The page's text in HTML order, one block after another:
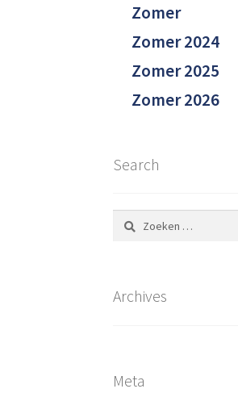
Zomer
Zomer 2024
Zomer 2025
Zomer 2026
Search
Zoeken
naar:
Archives
Meta